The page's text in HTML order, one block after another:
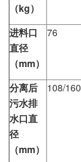
（kg）
进料口
直径
（mm）
76
分离后
污水排
水口直
径
（mm）
108/160